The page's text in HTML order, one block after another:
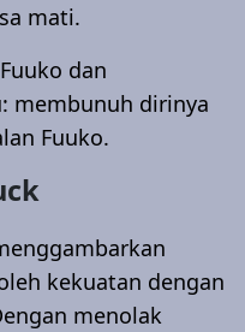
mati.
dan
membunuh dirinya
Fuuko.
kekuatan dengan
menolak